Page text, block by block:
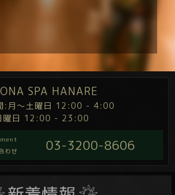
SPA HANARE
:月～土曜日 12:00 - 4:00
曜日 12:00 - 23:00
わせ
03-3200-8606